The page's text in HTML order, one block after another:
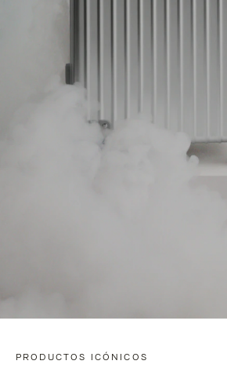
PRODUCTOS ICÓNICOS